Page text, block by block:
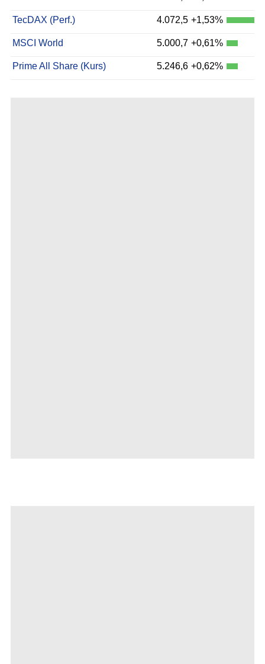
TecDAX (Perf.) 4.072,5 +1,53%
MSCI World 5.000,7 +0,61%
Prime All Share (Kurs) 5.246,6 +0,62%